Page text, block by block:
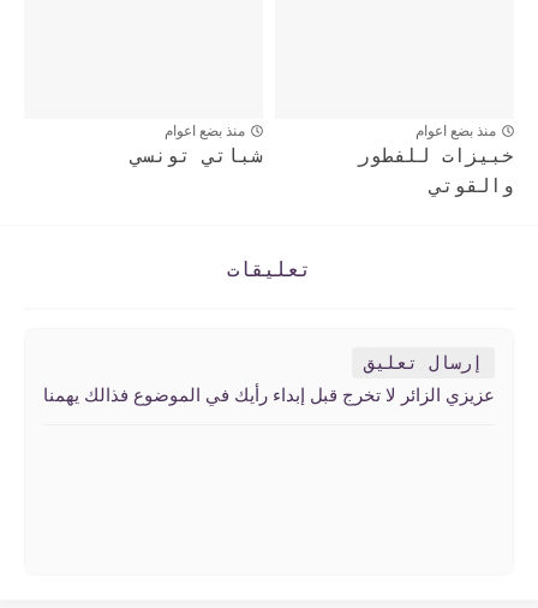
منذ بضع اعوام
خبيزات للفطور
والقوتي
منذ بضع اعوام
شباتي تونسي
تعليقات
إرسال تعليق
عزيزي الزائر لا تخرج قبل إبداء رأيك في الموضوع فذالك يهمنا